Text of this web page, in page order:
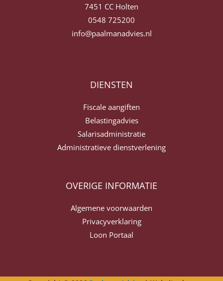
7451 CC Holten
0548 725200
info@paalmanadvies.nl
DIENSTEN
Fiscale aangiften
Belastingadvies
Salarisadministratie
Administratieve dienstverlening
OVERIGE INFORMATIE
Algemene voorwaarden
Privacyverklaring
Loon Portaal